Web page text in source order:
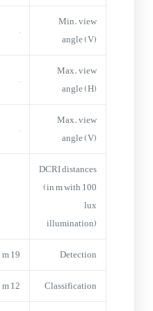
Min. view
angle (V)
–
Max. view
angle (H)
–
Max. view
angle (V)
–
DCRI distances
(in m with 100
lux
illumination)
Detection
19 m
Classification
12 m